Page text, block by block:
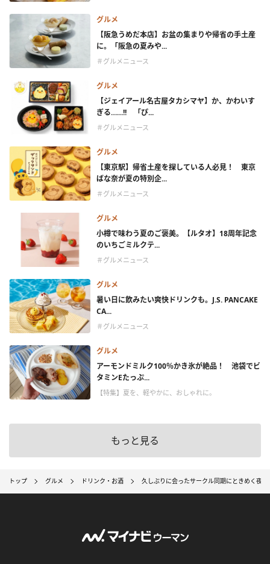
グルメ
【阪急うめだ本店】お盆の集まりや帰省の手土産
に。「阪急の夏みや...
＃グルメニュース
グルメ
【ジェイアール名古屋タカシマヤ】か、かわいす
ぎる……!! 「ぴ...
＃グルメニュース
グルメ
【東京駅】帰省土産を探している人必見！ 東京
ばな奈が夏の特別企...
＃グルメニュース
グルメ
小樽で味わう夏のご褒美。【ルタオ】18周年記念
のいちごミルクテ...
＃グルメニュース
グルメ
暑い日に飲みたい爽快ドリンクも。J.S. PANCAKE
CA...
＃グルメニュース
グルメ
アーモンドミルク100％かき氷が絶品！ 池袋でビ
タミンEたっぷ...
【特集】夏を、軽やかに、おしゃれに。
もっと見る
トップ グルメ ドリンク・お酒 久しぶりに会ったサークル同期にときめく夜